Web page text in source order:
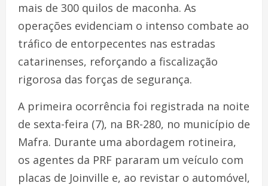
mais de 300 quilos de maconha. As
operações evidenciam o intenso combate ao
tráfico de entorpecentes nas estradas
catarinenses, reforçando a fiscalização
rigorosa das forças de segurança.
A primeira ocorrência foi registrada na noite
de sexta-feira (7), na BR-280, no município de
Mafra. Durante uma abordagem rotineira,
os agentes da PRF pararam um veículo com
placas de Joinville e, ao revistar o automóvel,